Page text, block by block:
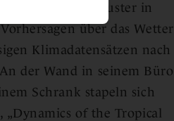
Er will Muster in
über das Wetter
Klimadatensätzen nach
der Wand in seinem Büro
Schrank stapeln sich
of the Tropical